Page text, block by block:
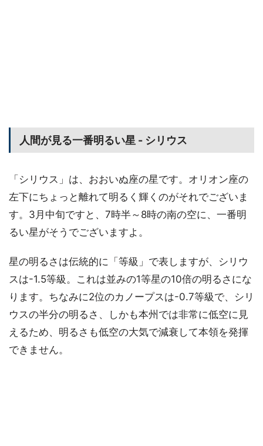
人間が見る一番明るい星 - シリウス
「シリウス」は、おおいぬ座の星です。オリオン座の
左下にちょっと離れて明るく輝くのがそれでございま
す。3月中旬ですと、7時半～8時の南の空に、一番明
るい星がそうでございますよ。
星の明るさは伝統的に「等級」で表しますが、シリウ
スは-1.5等級。これは並みの1等星の10倍の明るさにな
ります。ちなみに2位のカノープスは-0.7等級で、シリ
ウスの半分の明るさ、しかも本州では非常に低空に見
えるため、明るさも低空の大気で減衰して本領を発揮
できません。